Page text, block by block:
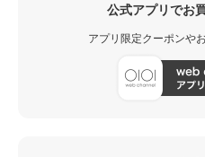
公式アプリでお
アプリ限定クーポンや